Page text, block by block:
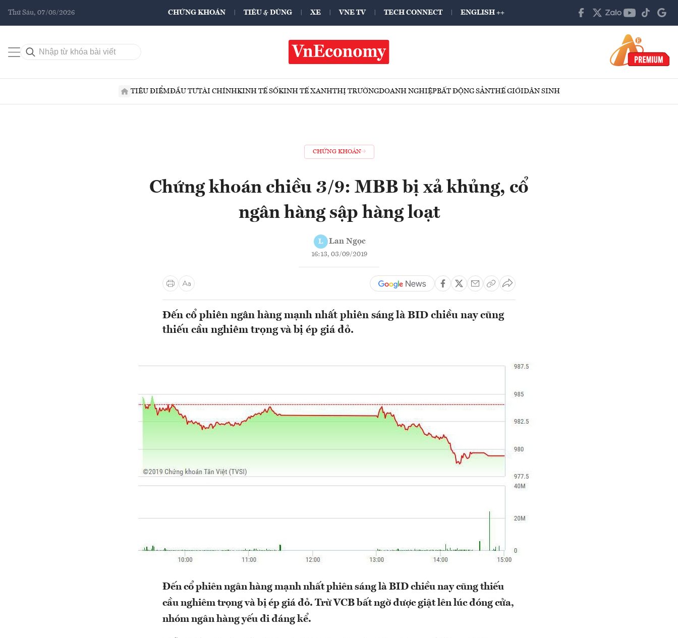
Thứ Sáu, 07/08/2026 CHỨNG KHOÁN TIÊU & DÙNG XE VNE TV TECH CONNECT ENGLISH ++
TIÊU ĐIỂMĐẦU TƯTÀI CHÍNHKINH TẾ SỐKINH TẾ XANHTHỊ TRƯỜNGDOANH NGHIỆPBẤT ĐỘNG SẢNTHẾ GIỚIDÂN SINH
CHỨNG KHOÁN
Chứng khoán chiều 3/9: MBB bị xả khủng, cổ
ngân hàng sập hàng loạt
L Lan Ngọc
16:13, 03/09/2019
Đến cổ phiên ngân hàng mạnh nhất phiên sáng là BID chiều nay cũng
thiếu cầu nghiêm trọng và bị ép giá đỏ.
Đến cổ phiên ngân hàng mạnh nhất phiên sáng là BID chiều nay cũng thiếu
cầu nghiêm trọng và bị ép giá đỏ. Trừ VCB bất ngờ được giật lên lúc đóng cửa,
nhóm ngân hàng yếu đi đáng kể.